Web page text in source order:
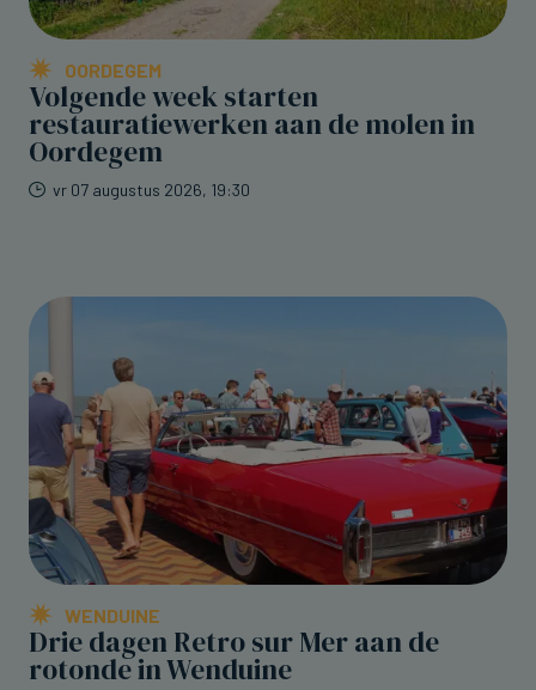
OORDEGEM
Volgende week starten
restauratiewerken aan de molen in
Oordegem
vr 07 augustus 2026, 19:30
WENDUINE
Drie dagen Retro sur Mer aan de
rotonde in Wenduine